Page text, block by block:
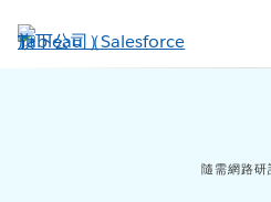
至
隨需網路研